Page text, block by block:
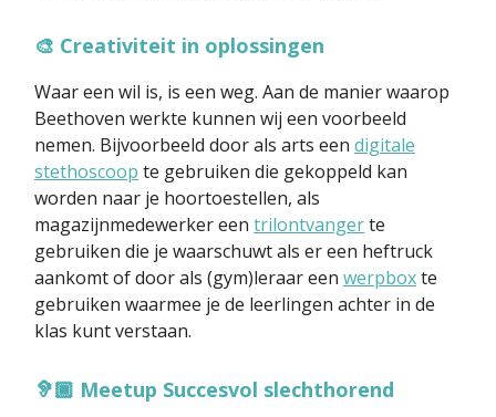
🎨 Creativiteit in oplossingen
Waar een wil is, is een weg. Aan de manier waarop
Beethoven werkte kunnen wij een voorbeeld
nemen. Bijvoorbeeld door als arts een digitale
stethoscoop te gebruiken die gekoppeld kan
worden naar je hoortoestellen, als
magazijnmedewerker een trilontvangerte
gebruiken die je waarschuwt als er een heftruck
aankomt of door als (gym)leraar een werpboxte
gebruiken waarmee je de leerlingen achter in de
klas kunt verstaan.
🦻🏾 Meetup Succesvol slechthorend